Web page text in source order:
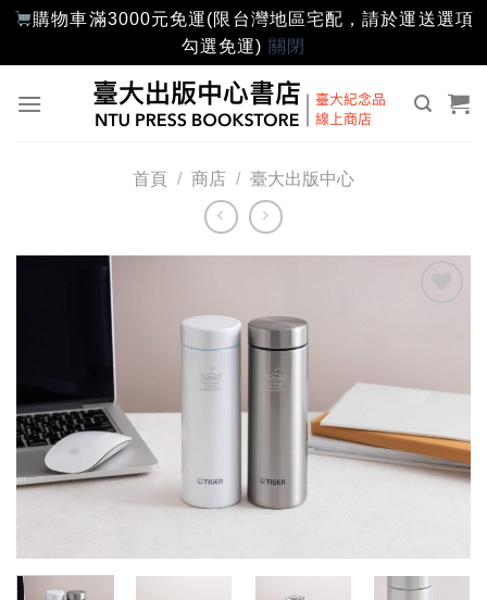
購物車滿3000元免運(限台灣地區宅配，請於運送選項
勾選免運) 關閉
首頁 / 商店 / 臺大出版中心